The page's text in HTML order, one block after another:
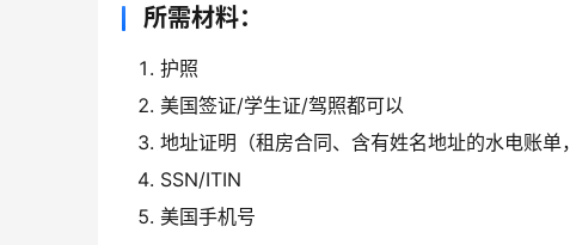
所需材料：
护照
美国签证/学生证/驾照都可以
地址证明（租房合同、含有姓名地址的水电账单，
SSN/ITIN
美国手机号